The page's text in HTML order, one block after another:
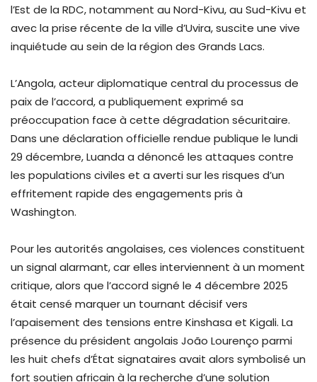
l’Est de la RDC, notamment au Nord-Kivu, au Sud-Kivu et
avec la prise récente de la ville d’Uvira, suscite une vive
inquiétude au sein de la région des Grands Lacs.
L’Angola, acteur diplomatique central du processus de
paix de l’accord, a publiquement exprimé sa
préoccupation face à cette dégradation sécuritaire.
Dans une déclaration officielle rendue publique le lundi
29 décembre, Luanda a dénoncé les attaques contre
les populations civiles et a averti sur les risques d’un
effritement rapide des engagements pris à
Washington.
Pour les autorités angolaises, ces violences constituent
un signal alarmant, car elles interviennent à un moment
critique, alors que l’accord signé le 4 décembre 2025
était censé marquer un tournant décisif vers
l’apaisement des tensions entre Kinshasa et Kigali. La
présence du président angolais João Lourenço parmi
les huit chefs d’État signataires avait alors symbolisé un
fort soutien africain à la recherche d’une solution